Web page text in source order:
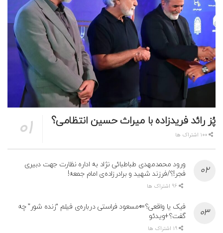
پُز رائد فریدزاده با میراث حسین انتظامی؟
ورود محمدمهدی طباطبائی نژاد به اداره نظارت جهت دبیری
فجر!؟/فرزند شهید و برادرزاده‌ی امام جمعه!
فیک یا واقعی؟⇐مسعود فراستی درباره‌ی فیلم “زنده شور” چه
گفت؟+ویدئو